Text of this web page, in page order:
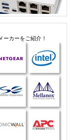
ーカーをご紹介！